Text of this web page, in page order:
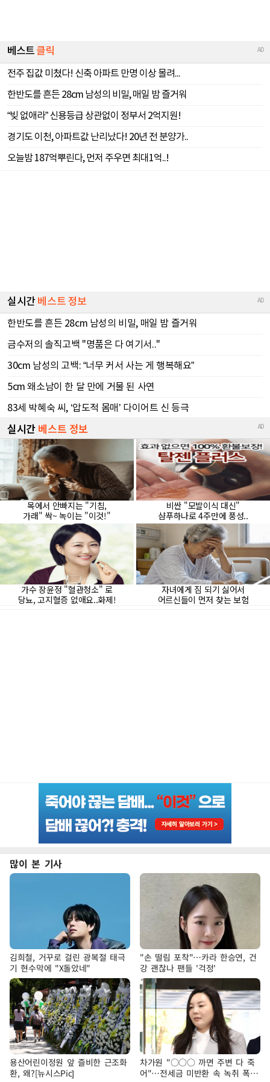
많이 본 기사
김희철, 거꾸로 걸린 광복절 태극
기 현수막에 "X돌았네"
"손 떨림 포착"…카라 한승연, 건
강 괜찮나 팬들 '걱정'
용산어린이정원 앞 즐비한 근조화
환, 왜?[뉴시스Pic]
차가원 "○○○ 까면 주변 다 죽
어"…전세금 미반환 속 녹취 폭로